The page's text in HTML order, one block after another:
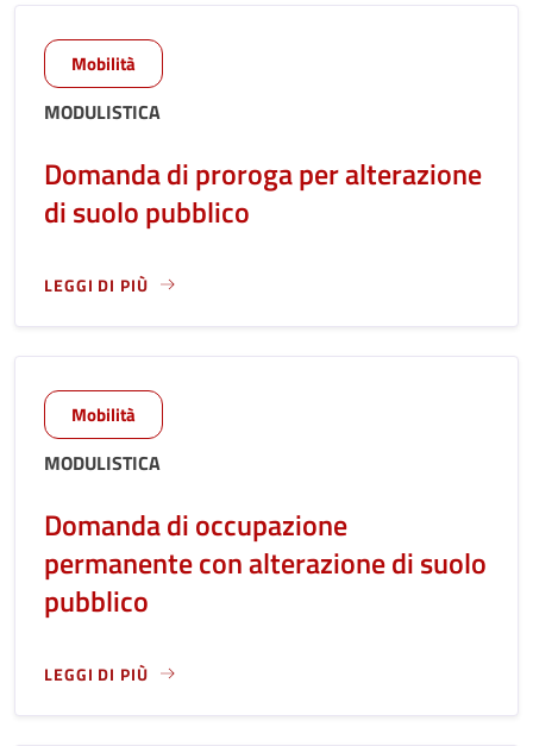
Mobilità
MODULISTICA
Domanda di proroga per alterazione
di suolo pubblico
LEGGI DI PIÙ
LEGGI ANCORA RIGUARDO A: DOMANDA DI PROROGA PER
Mobilità
MODULISTICA
Domanda di occupazione
permanente con alterazione di suolo
pubblico
LEGGI DI PIÙ
LEGGI ANCORA RIGUARDO A: DOMANDA DI OCCUPAZIONE